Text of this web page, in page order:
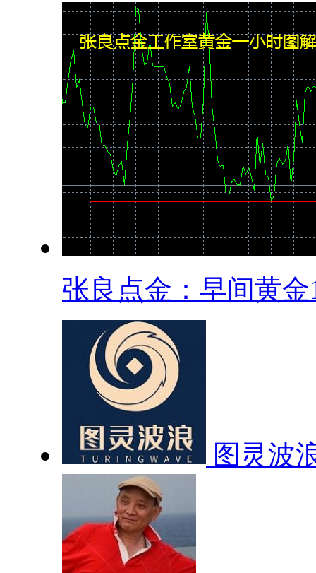
张良点金：早间黄金
图灵波